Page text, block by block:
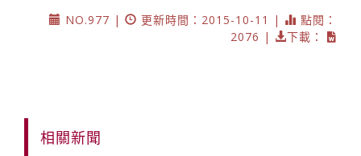
NO.977 |
更新時間：2015-10-11 |
點閱：
2076 |
下載：
相關新聞